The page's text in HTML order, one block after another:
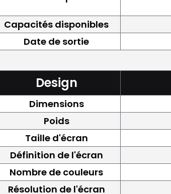
Capacités disponibles
Date de sortie
Design
Dimensions
Poids
Taille d'écran
Définition de l'écran
Nombre de couleurs
Résolution de l'écran